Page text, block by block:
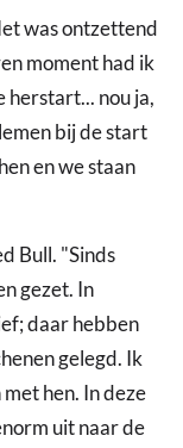
was ontzettend
moment had ik
herstart... nou ja,
bij de start
en we staan
Bull. "Sinds
gezet. In
daar hebben
gelegd. Ik
hen. In deze
uit naar de